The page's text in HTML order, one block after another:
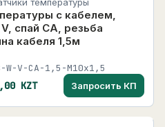
с кабелем,
спай CA, резьба
кабеля 1,5м
W-V-CA-1,5-M10x1,5
KZT Запросить КП